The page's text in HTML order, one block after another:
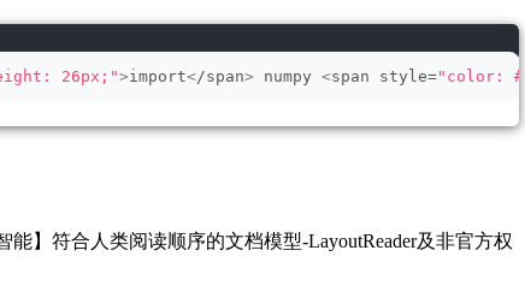
26px;">import</span> numpy <span style="color:
】符合人类阅读顺序的文档模型-LayoutReader及非官方权